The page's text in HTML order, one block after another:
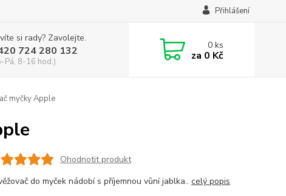
Přihlášení
si rady? Zavolejte.
724 280 132
Pá, 8-16 hod.)
0ks
za 0 Kč
myčky Apple
Ohodnotit produkt
do myček nádobí s příjemnou vůní jablka.. celý popis